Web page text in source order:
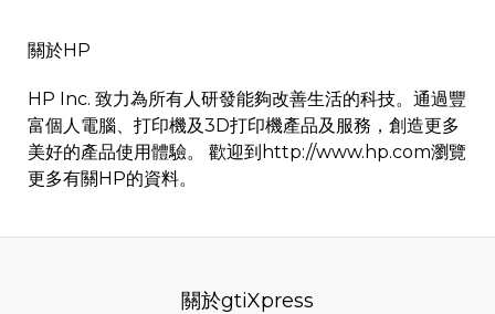
關於HP
HP Inc. 致力為所有人研發能夠改善生活的科技。通過豐
富個人電腦、打印機及3D打印機產品及服務，創造更多
美好的產品使用體驗。 歡迎到 http://www.hp.com瀏覽
更多有關HP的資料。
關於gtiXpress